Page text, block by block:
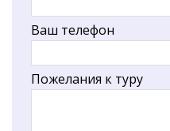
Ваш телефон
Пожелания к туру